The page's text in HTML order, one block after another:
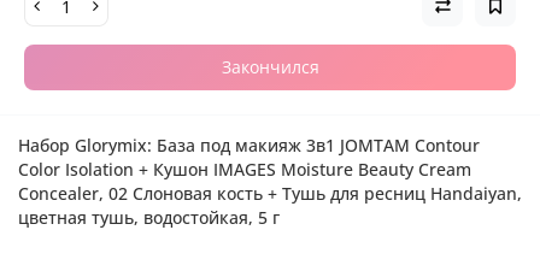
Закончился
Набор Glorymix: База под макияж 3в1 JOMTAM Contour
Color Isolation + Кушон IMAGES Moisture Beauty Cream
Concealer, 02 Слоновая кость + Тушь для ресниц Handaiyan,
цветная тушь, водостойкая, 5 г